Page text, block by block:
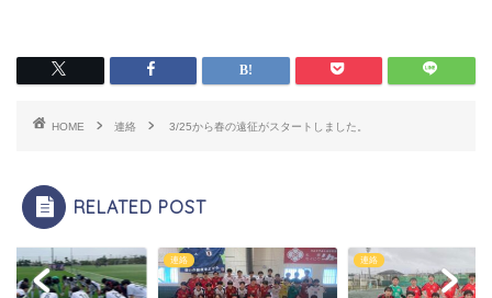
HOME 連絡 3/25から春の遠征がスタートしました。
RELATED POST
連絡 連絡